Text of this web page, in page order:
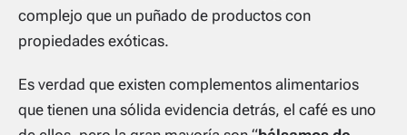
complejo que un puñado de productos con
propiedades exóticas.
Es verdad que existen complementos alimentarios
que tienen una sólida evidencia detrás, el café es uno